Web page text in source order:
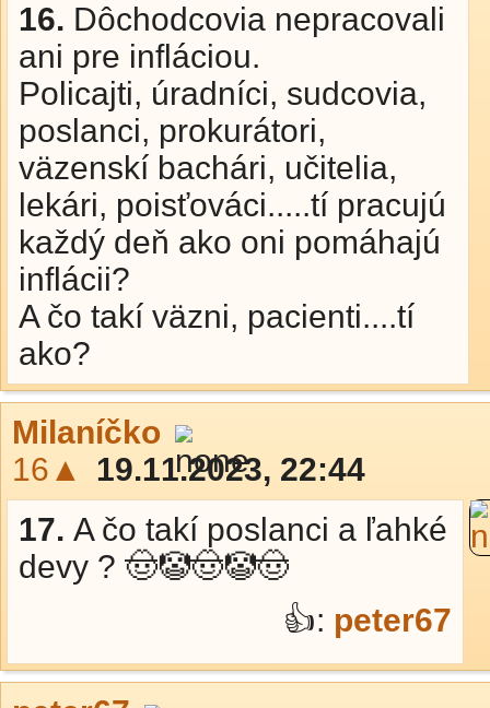
16. Dôchodcovia nepracovali
ani pre infláciou.
Policajti, úradníci, sudcovia,
poslanci, prokurátori,
väzenskí bachári, učitelia,
lekári, poisťováci.....tí pracujú
každý deň ako oni pomáhajú
inflácii?
A čo takí väzni, pacienti....tí
ako?
Milaníčko
16▲
19.11.2023, 22:44
17. A čo takí poslanci a ľahké
devy ? 🤠🤡🤠🤡🤠
👍: peter67